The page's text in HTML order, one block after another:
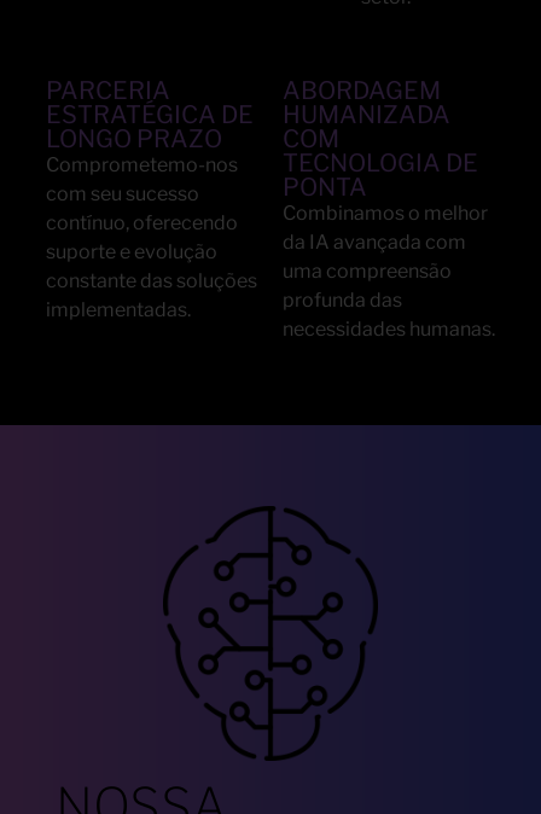
PARCERIA
ESTRATÉGICA DE
LONGO PRAZO
Comprometemo-nos
com seu sucesso
contínuo, oferecendo
suporte e evolução
constante das soluções
implementadas.
ABORDAGEM
HUMANIZADA
COM
TECNOLOGIA DE
PONTA
Combinamos o melhor
da IA avançada com
uma compreensão
profunda das
necessidades humanas.